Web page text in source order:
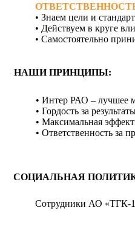
• Знаем цели и
• Действуем в круге
• Самостоятельно
НАШИ ПРИНЦИПЫ:
• Интер РАО – лучшее
• Гордость за
• Максимальная
• Ответственность за
СОЦИАЛЬНАЯ
Сотрудники АО «ТГК-